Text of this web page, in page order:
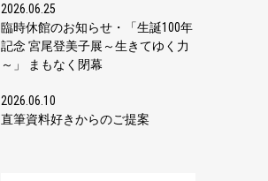
2026.06.25
臨時休館のお知らせ・「生誕100年
記念 宮尾登美子展～生きてゆく力
～」 まもなく閉幕
2026.06.10
直筆資料好きからのご提案